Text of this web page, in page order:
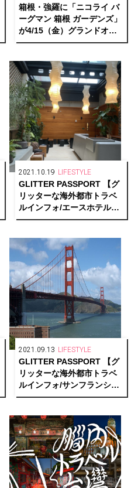
箱根・強羅に「ニコライ バ
ーグマン 箱根 ガーデンズ」
が4/15（金）グランドオー
プン。事前ウェブ予約チケ
2021.10.19 LIFESTYLE
GLITTER PASSPORT 【グ
リッターな海外都市トラベ
ルインフォ/エースホテル
編】
2021.09.13 LIFESTYLE
GLITTER PASSPORT 【グ
リッターな海外都市トラベ
ルインフォ/サンフランシス
コ編】